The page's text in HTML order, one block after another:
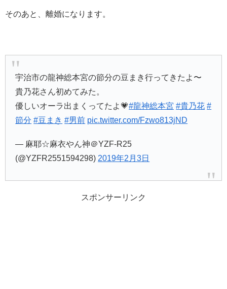
そのあと、離婚になります。
宇治市の龍神総本宮の節分の豆まき行ってきたよ〜
貴乃花さん初めてみた。
優しいオーラ出まくってたよ💗#龍神総本宮 #貴乃花 #
節分 #豆まき #男前 pic.twitter.com/Fzwo813jND
— 麻耶☆麻衣やん神＠YZF-R25
(@YZFR2551594298) 2019年2月3日
スポンサーリンク